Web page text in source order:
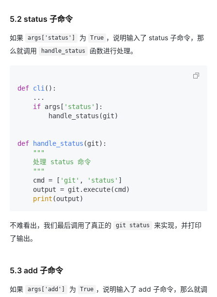
5.2 status 子命令
如果 args['status'] 为 True ，说明输入了 status 子命令，那
么就调用
handle_status 函数进行处理。
def cli ():
if args[ 'status' ]:
def handle_status (git):
"""
    """
    cmd = [
'git' , 'status' ]
print (output)
不难看出，我们最后调用了真正的 git status
来实现，并打印
了输出。
5.3 add 子命令
如果 args['add'] 为 True ，说明输入了 add 子命令，那么就调